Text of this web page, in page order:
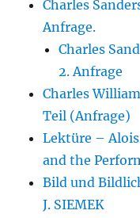
Charles
Anfrage.
Charles
2. Anfrage
Charles
Teil (Anfrage)
Lektüre –
and the
Bild und
J. SIEMEK